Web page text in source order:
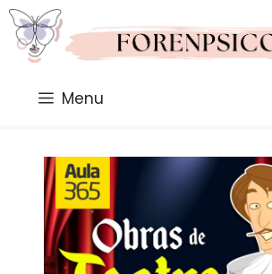
Saltar
al
contenido
Menu